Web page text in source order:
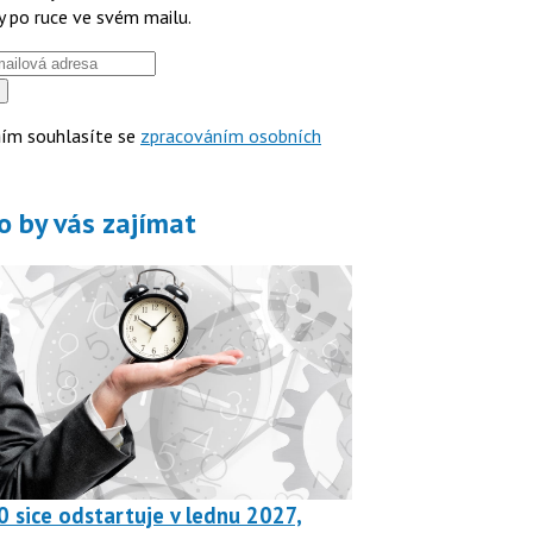
po ruce ve svém mailu.
souhlasíte se zpracováním osobních
by vás zajímat
sice odstartuje v lednu 2027,